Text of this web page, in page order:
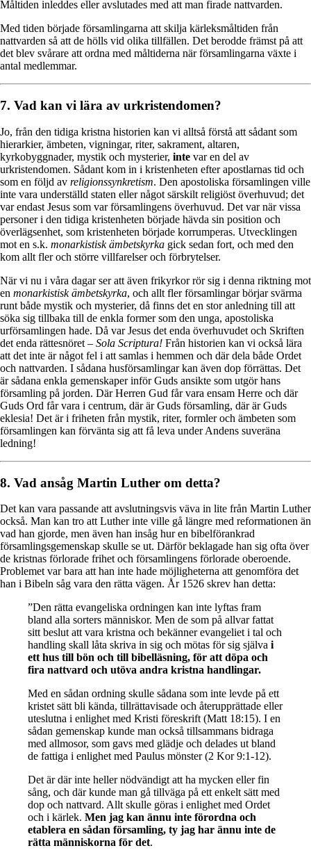
Måltiden inleddes eller avslutades med att man firade nattvarden.
Med tiden började församlingarna att skilja kärleksmåltiden från
nattvarden så att de hölls vid olika tillfällen. Det berodde främst på att
det blev svårare att ordna med måltiderna när församlingarna växte i
antal medlemmar.
7. Vad kan vi lära av urkristendomen?
Jo, från den tidiga kristna historien kan vi alltså förstå att sådant som
hierarkier, ämbeten, vigningar, riter, sakrament, altaren,
kyrkobyggnader, mystik och mysterier, inte var en del av
urkristendomen. Sådant kom in i kristenheten efter apostlarnas tid och
som en följd av religionssynkretism. Den apostoliska församlingen ville
inte vara underställd staten eller något särskilt religiöst överhuvud; det
var endast Jesus som var församlingens överhuvud. Det var när vissa
personer i den tidiga kristenheten började hävda sin position och
överlägsenhet, som kristenheten började korrumperas. Utvecklingen
mot en s.k. monarkistisk ämbetskyrka gick sedan fort, och med den
kom allt fler och större villfarelser och förbrytelser.
När vi nu i våra dagar ser att även frikyrkor rör sig i denna riktning mot
en monarkistisk ämbetskyrka, och allt fler församlingar börjar svärma
runt både mystik och mysterier, då finns det en stor anledning till att
söka sig tillbaka till de enkla former som den unga, apostoliska
urförsamlingen hade. Då var Jesus det enda överhuvudet och Skriften
det enda rättesnöret – Sola Scriptura! Från historien kan vi också lära
att det inte är något fel i att samlas i hemmen och där dela både Ordet
och nattvarden. I sådana husförsamlingar kan även dop förrättas. Det
är sådana enkla gemenskaper inför Guds ansikte som utgör hans
församling på jorden. Där Herren Gud får vara ensam Herre och där
Guds Ord får vara i centrum, där är Guds församling, där är Guds
eklesia! Det är i friheten från mystik, riter, formler och ämbeten som
församlingen kan förvänta sig att få leva under Andens suveräna
ledning!
8. Vad ansåg Martin Luther om detta?
Det kan vara passande att avslutningsvis väva in lite från Martin Luther
också. Man kan tro att Luther inte ville gå längre med reformationen än
vad han gjorde, men även han insåg hur en bibelförankrad
församlingsgemenskap skulle se ut. Därför beklagade han sig ofta över
de kristnas förlorade frihet och församlingens förlorade oberoende.
Problemet var bara att han inte hade möjligheterna att genomföra det
han i Bibeln såg vara den rätta vägen. År 1526 skrev han detta:
”Den rätta evangeliska ordningen kan inte lyftas fram
bland alla sorters människor. Men de som på allvar fattat
sitt beslut att vara kristna och bekänner evangeliet i tal och
handling skall låta skriva in sig och mötas för sig själva i
ett hus till bön och till bibelläsning, för att döpa och
fira nattvard och utöva andra kristna handlingar.
Med en sådan ordning skulle sådana som inte levde på ett
kristet sätt bli kända, tillrättavisade och återupprättade eller
uteslutna i enlighet med Kristi föreskrift (Matt 18:15). I en
sådan gemenskap kunde man också tillsammans bidraga
med allmosor, som gavs med glädje och delades ut bland
de fattiga i enlighet med Paulus mönster (2 Kor 9:1-12).
Det är där inte heller nödvändigt att ha mycken eller fin
sång, och där kunde man gå tillväga på ett enkelt sätt med
dop och nattvard. Allt skulle göras i enlighet med Ordet
och i kärlek. Men jag kan ännu inte förordna och
etablera en sådan församling, ty jag har ännu inte de
rätta människorna för det.